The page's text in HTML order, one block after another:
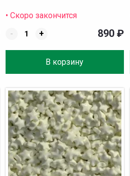
• Скоро закончится
-
+
В корзину
890 ₽